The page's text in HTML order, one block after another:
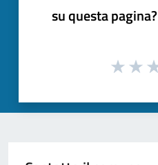
su questa pagina?